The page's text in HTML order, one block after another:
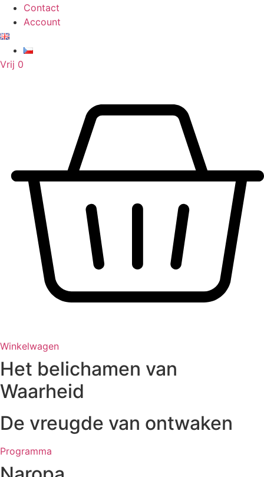
Contact
Account
Vrij 0
Winkelwagen
Het belichamen van
Waarheid​
De vreugde van ontwaken
Programma